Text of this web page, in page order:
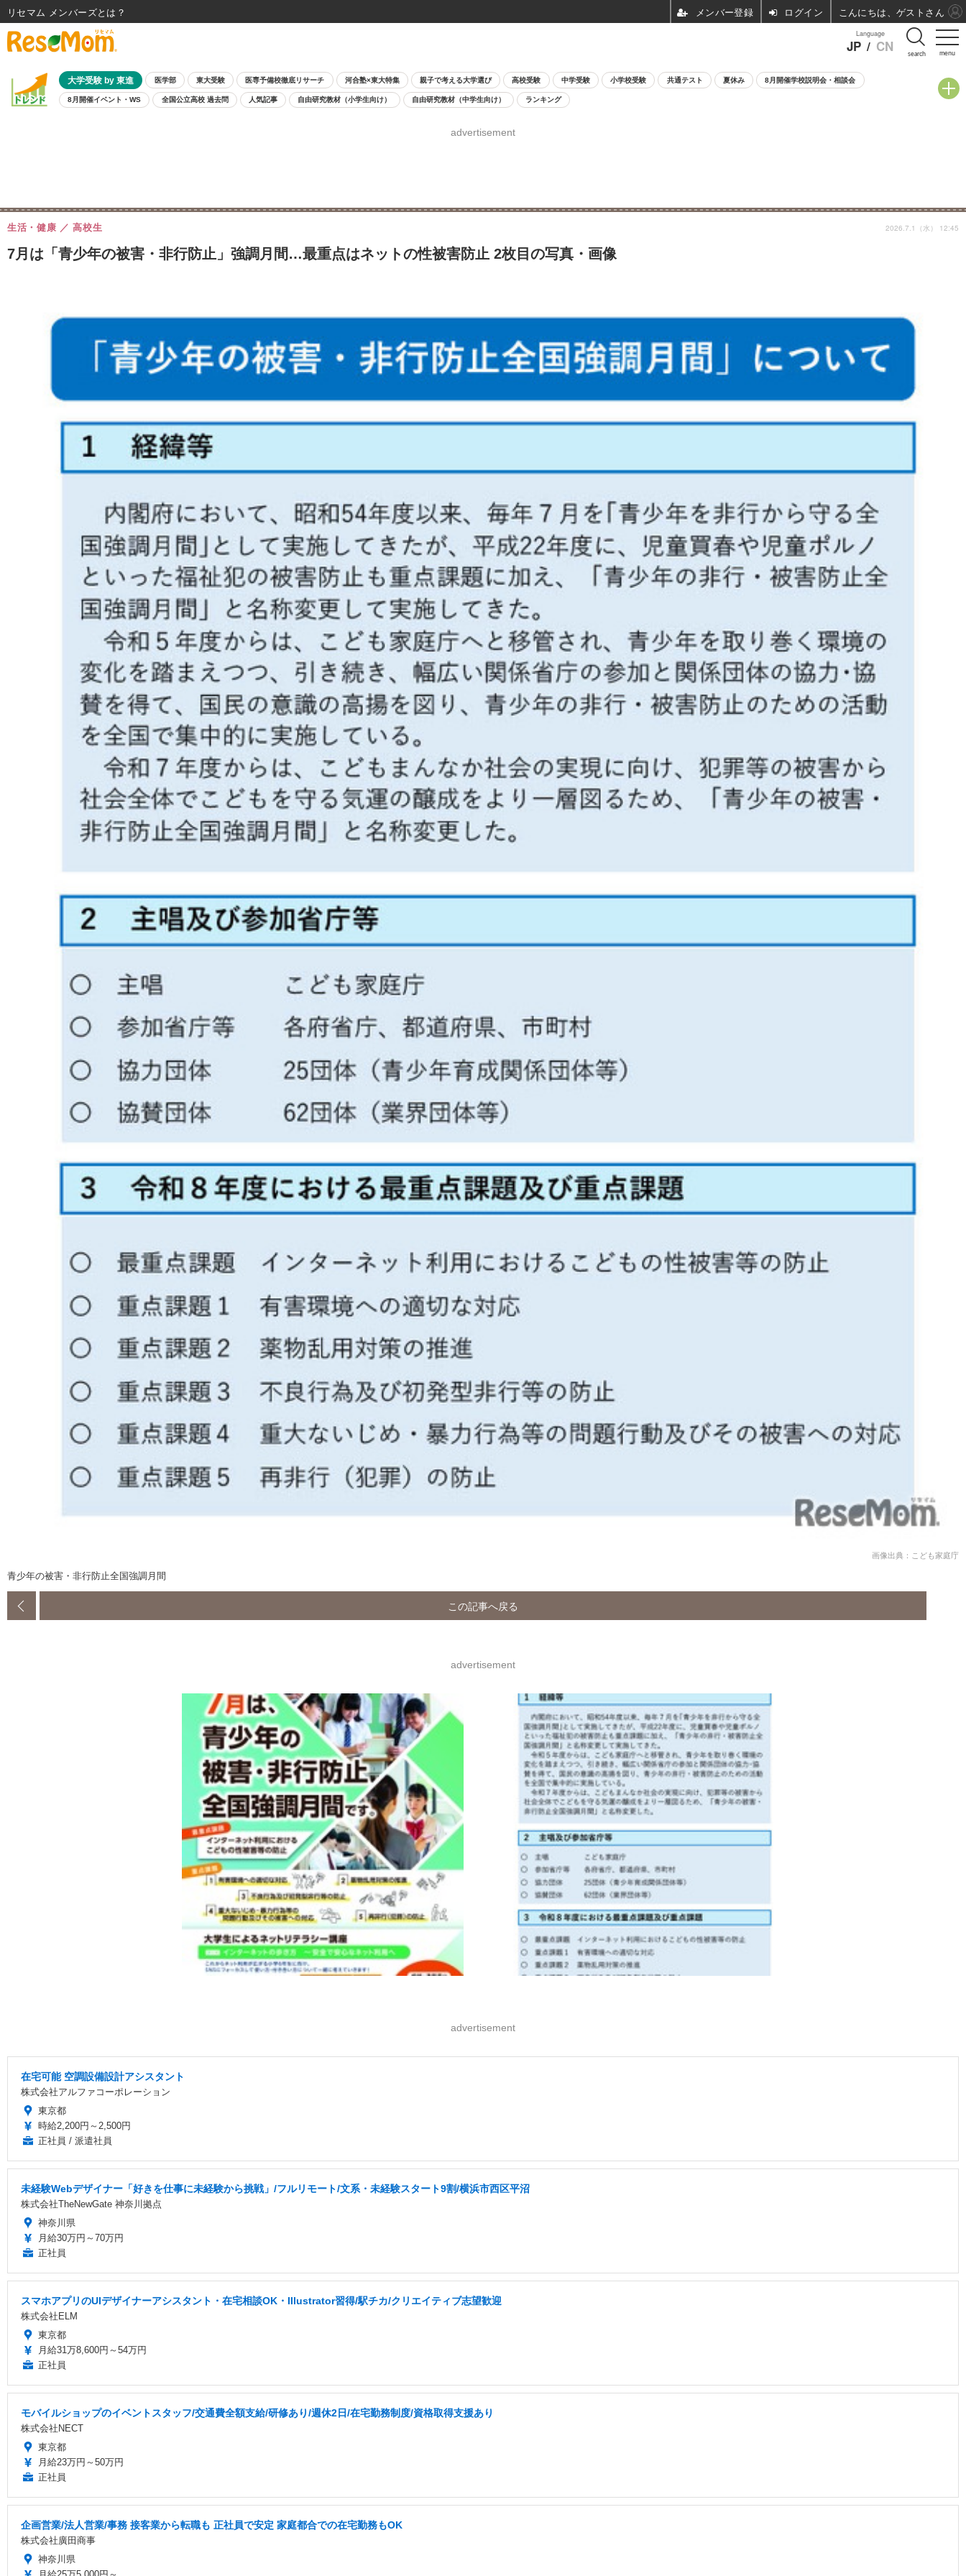
menu
Language
JP / CN search
大学受験 by 東進 医学部 東大受験 医専予備校徹底リサーチ 河合塾×東大特集 親子で考える大学選び 高校受験 中学受験 小学校受験 共通テスト 夏休み 8月開催学校説明会・相談会
8月開催イベント・WS 全国公立高校 過去問 人気記事 自由研究教材（小学生向け） 自由研究教材（中学生向け） ランキング
advertisement
7月は「青少年の被害・非行防止」強調月間…最重点はネットの性被害防止 2枚目の写真・画像
生活・健康 高校生 2026.7.1（水） 12:45
画像出典：こども家庭庁
青少年の被害・非行防止全国強調月間
この記事へ戻る
advertisement
advertisement
在宅可能 空調設備設計アシスタント
株式会社アルファコーポレーション
東京都
時給2,200円～2,500円
正社員 / 派遣社員
未経験Webデザイナー「好きを仕事に未経験から挑戦」/フルリモート/文系・未経験スタート9割/横浜市西区平沼
株式会社TheNewGate 神奈川拠点
神奈川県
月給30万円～70万円
正社員
スマホアプリのUIデザイナーアシスタント・在宅相談OK・Illustrator習得/駅チカ/クリエイティブ志望歓迎
株式会社ELM
東京都
月給31万8,600円～54万円
正社員
モバイルショップのイベントスタッフ/交通費全額支給/研修あり/週休2日/在宅勤務制度/資格取得支援あり
株式会社NECT
東京都
月給23万円～50万円
正社員
企画営業/法人営業/事務 接客業から転職も 正社員で安定 家庭都合での在宅勤務もOK
株式会社廣田商事
神奈川県
リセマム メンバーズ ログイン こんにちは、ゲストさん